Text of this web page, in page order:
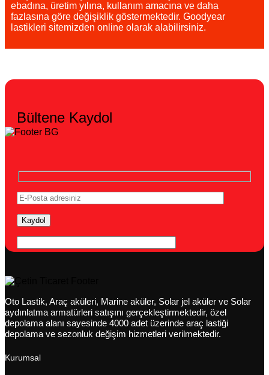
ebadına, üretim yılına, kullanım amacına ve daha
fazlasına göre değişiklik göstermektedir. Goodyear
lastikleri sitemizden online olarak alabilirsiniz.
Bültene Kaydol
Oto Lastik, Araç aküleri, Marine aküler, Solar jel aküler ve Solar
aydınlatma armatürleri satışını gerçekleştirmektedir, özel
depolama alanı sayesinde 4000 adet üzerinde araç lastiği
depolama ve sezonluk değişim hizmetleri verilmektedir.
Kurumsal